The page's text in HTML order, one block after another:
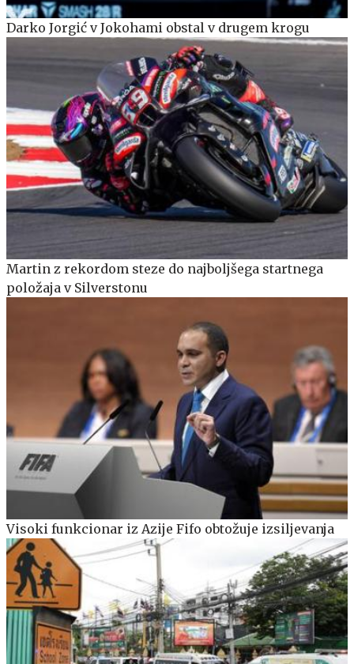
Darko Jorgić v Jokohami obstal v drugem krogu
Martin z rekordom steze do najboljšega startnega
položaja v Silverstonu
Visoki funkcionar iz Azije Fifo obtožuje izsiljevanja